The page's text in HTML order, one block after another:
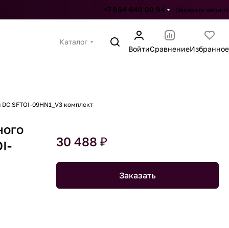
+7 964 640 00 94 Заказать звонок
Каталог
ВойтиСравнениеИзбранное
SFTOI-09HN1_V3 комплект
30 488 ₽
Заказать